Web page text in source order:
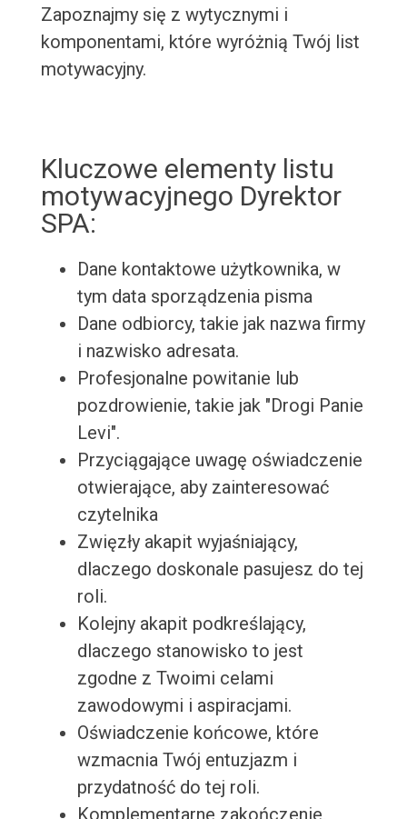
Zapoznajmy się z wytycznymi i
komponentami, które wyróżnią Twój list
motywacyjny.
Kluczowe elementy listu
motywacyjnego Dyrektor
SPA:
Dane kontaktowe użytkownika, w
tym data sporządzenia pisma
Dane odbiorcy, takie jak nazwa firmy
i nazwisko adresata.
Profesjonalne powitanie lub
pozdrowienie, takie jak "Drogi Panie
Levi".
Przyciągające uwagę oświadczenie
otwierające, aby zainteresować
czytelnika
Zwięzły akapit wyjaśniający,
dlaczego doskonale pasujesz do tej
roli.
Kolejny akapit podkreślający,
dlaczego stanowisko to jest
zgodne z Twoimi celami
zawodowymi i aspiracjami.
Oświadczenie końcowe, które
wzmacnia Twój entuzjazm i
przydatność do tej roli.
Komplementarne zakończenie,